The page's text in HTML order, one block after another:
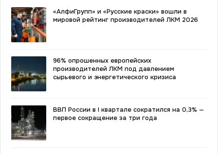
«АлфиГрупп» и «Русские краски» вошли в
мировой рейтинг производителей ЛКМ 2026
96% опрошенных европейских
производителей ЛКМ под давлением
сырьевого и энергетического кризиса
ВВП России в I квартале сократился на 0,3% —
первое сокращение за три года